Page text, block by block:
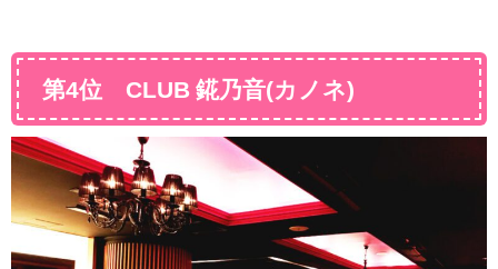
第4位 CLUB 錵乃音(カノネ)